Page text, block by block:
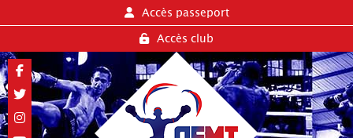
Accès passeport
Accès club